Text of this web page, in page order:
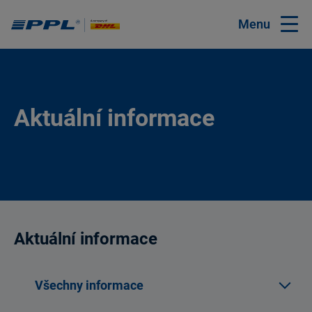
Menu
Aktuální informace
Aktuální informace
Všechny informace